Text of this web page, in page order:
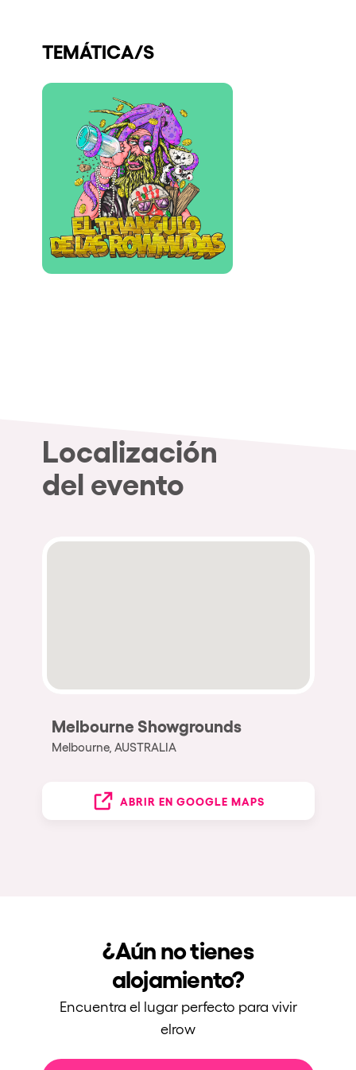
¿Quieres trabajar con nosotros?
elrow News
Síguenos en tiktok
Síguenos en facebook
Síguenos en instagram
Síguenos en twitter
Síguenos en linkedin
Síguenos en youtube
Política de Privacidad
Política de Cookies
Política de Sostenibilidad
TEMÁTICA/S
Localización
del evento
Melbourne Showgrounds
Melbourne, AUSTRALIA
ABRIR EN GOOGLE MAPS
¿Aún no tienes
alojamiento?
Encuentra el lugar perfecto para vivir
elrow